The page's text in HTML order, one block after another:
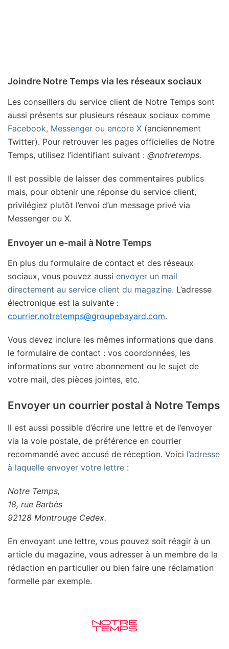
Joindre Notre Temps via les réseaux sociaux
Les conseillers du service client de Notre Temps sont
aussi présents sur plusieurs réseaux sociaux comme
Facebook, Messenger ou encore X (anciennement
Twitter). Pour retrouver les pages officielles de Notre
Temps, utilisez l’identifiant suivant : @notretemps.
Il est possible de laisser des commentaires publics
mais, pour obtenir une réponse du service client,
privilégiez plutôt l’envoi d’un message privé via
Messenger ou X.
Envoyer un e-mail à Notre Temps
En plus du formulaire de contact et des réseaux
sociaux, vous pouvez aussi envoyer un mail
directement au service client du magazine. L’adresse
électronique est la suivante :
courrier.notretemps@groupebayard.com.
Vous devez inclure les mêmes informations que dans
le formulaire de contact : vos coordonnées, les
informations sur votre abonnement ou le sujet de
votre mail, des pièces jointes, etc.
Envoyer un courrier postal à Notre Temps
Il est aussi possible d’écrire une lettre et de l’envoyer
via la voie postale, de préférence en courrier
recommandé avec accusé de réception. Voici l’adresse
à laquelle envoyer votre lettre :
Notre Temps,
18, rue Barbès
92128 Montrouge Cedex.
En envoyant une lettre, vous pouvez soit réagir à un
article du magazine, vous adresser à un membre de la
rédaction en particulier ou bien faire une réclamation
formelle par exemple.